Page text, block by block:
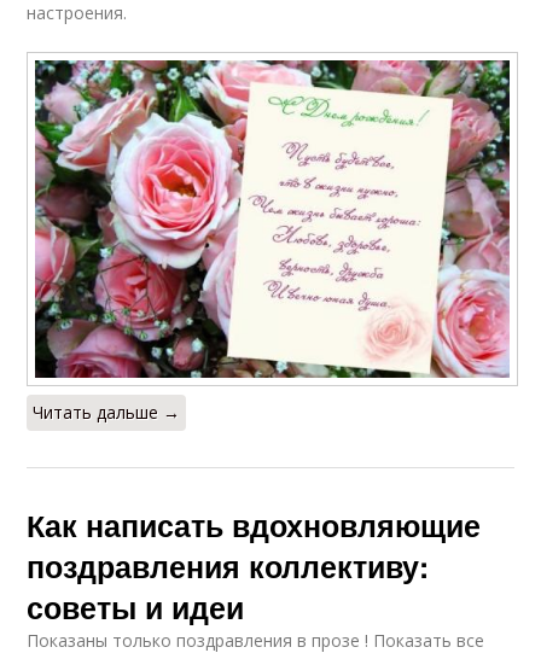
настроения.
Читать дальше →
Как написать вдохновляющие
поздравления коллективу:
советы и идеи
Показаны только поздравления в прозе ! Показать все